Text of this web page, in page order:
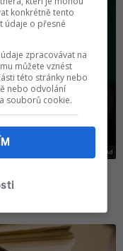
konkrétně tento
údaje o přesné
zpracovávat na
můžete vznést
této stránky nebo
nebo odvolání
souborů cookie.